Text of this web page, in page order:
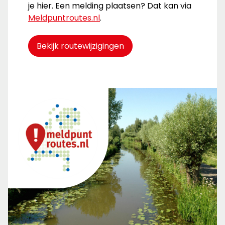
je hier. Een melding plaatsen? Dat kan via
Meldpuntroutes.nl.
Bekijk routewijzigingen